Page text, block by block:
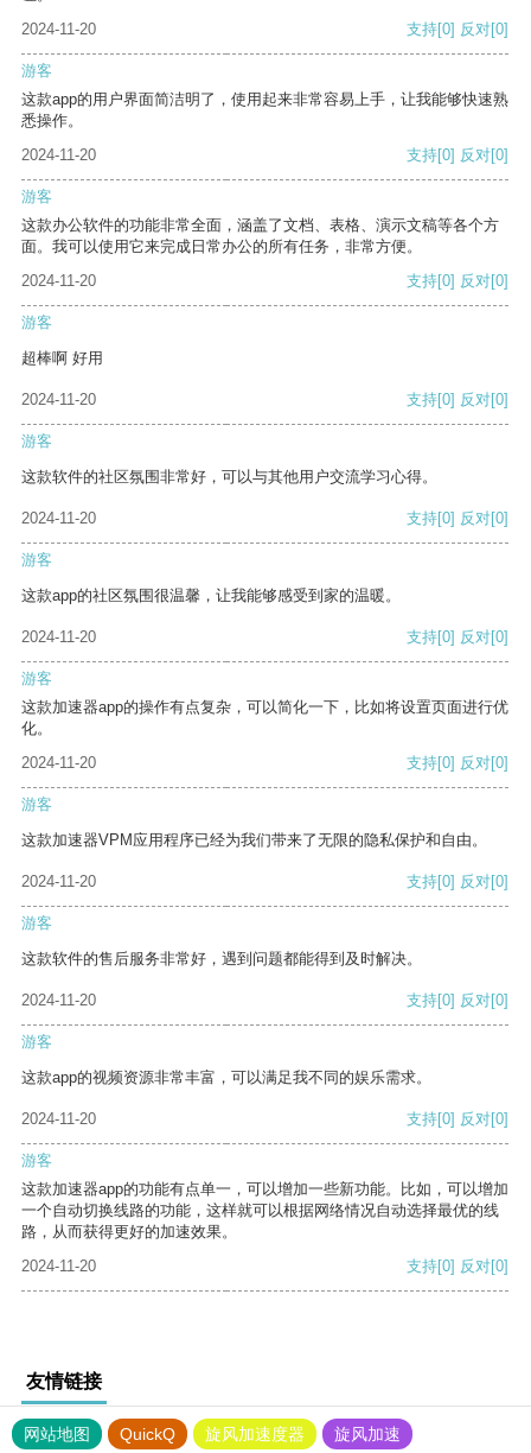
2024-11-20
支持[0] 反对[0]
游客
这款app的用户界面简洁明了，使用起来非常容易上手，让我能够快速熟
悉操作。
2024-11-20
支持[0] 反对[0]
游客
这款办公软件的功能非常全面，涵盖了文档、表格、演示文稿等各个方
面。我可以使用它来完成日常办公的所有任务，非常方便。
2024-11-20
支持[0] 反对[0]
游客
超棒啊 好用
2024-11-20 支持[0] 反对[0]
游客
这款软件的社区氛围非常好，可以与其他用户交流学习心得。
2024-11-20 支持[0] 反对[0]
游客
这款app的社区氛围很温馨，让我能够感受到家的温暖。
2024-11-20 支持[0] 反对[0]
游客
这款加速器app的操作有点复杂，可以简化一下，比如将设置页面进行优
化。
2024-11-20
支持[0] 反对[0]
游客
这款加速器VPM应用程序已经为我们带来了无限的隐私保护和自由。
2024-11-20 支持[0] 反对[0]
游客
这款软件的售后服务非常好，遇到问题都能得到及时解决。
2024-11-20 支持[0] 反对[0]
游客
这款app的视频资源非常丰富，可以满足我不同的娱乐需求。
2024-11-20 支持[0] 反对[0]
游客
这款加速器app的功能有点单一，可以增加一些新功能。比如，可以增加
一个自动切换线路的功能，这样就可以根据网络情况自动选择最优的线
路，从而获得更好的加速效果。
2024-11-20
支持[0] 反对[0]
友情链接
网站地图 QuickQ 旋风加速度器 旋风加速